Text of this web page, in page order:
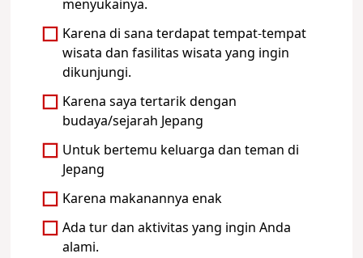
menyukainya.
Karena di sana terdapat tempat-tempat
wisata dan fasilitas wisata yang ingin
dikunjungi.
Karena saya tertarik dengan
budaya/sejarah Jepang
Untuk bertemu keluarga dan teman di
Jepang
Karena makanannya enak
Ada tur dan aktivitas yang ingin Anda
alami.